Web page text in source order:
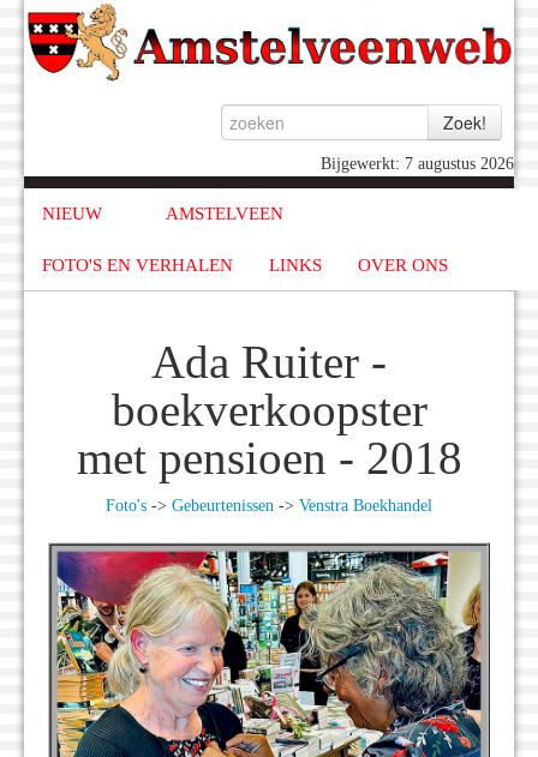
Bijgewerkt: 7 augustus 2026
NIEUW AMSTELVEEN
FOTO'S EN VERHALEN LINKS OVER ONS
Ada Ruiter -
boekverkoopster
met pensioen - 2018
Foto's -> Gebeurtenissen -> Venstra Boekhandel